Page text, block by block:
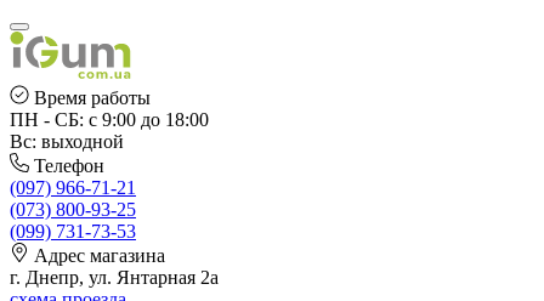
Время работы
ПН - СБ: с 9:00 до 18:00
Вс: выходной
Телефон
(097) 966-71-21
(073) 800-93-25
(099) 731-73-53
Адрес магазина
г. Днепр, ул. Янтарная 2а